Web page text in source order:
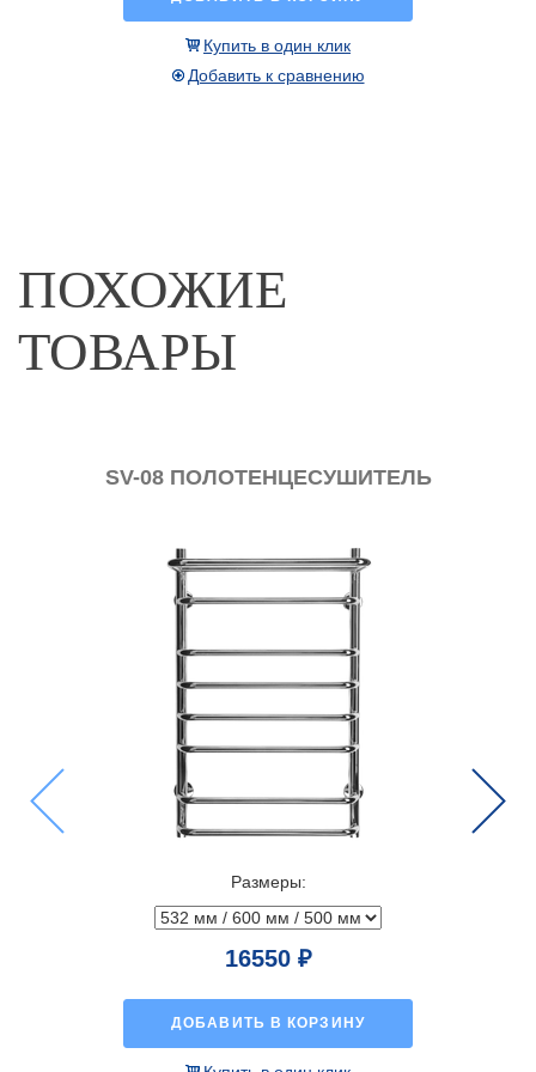
Купить в один клик
Добавить к сравнению
ПОХОЖИЕ
ТОВАРЫ
SV-204 ПОЛОТЕНЦЕСУШИТЕЛЬ
Размеры:
44468 ₽
ДОБАВИТЬ В КОРЗИНУ